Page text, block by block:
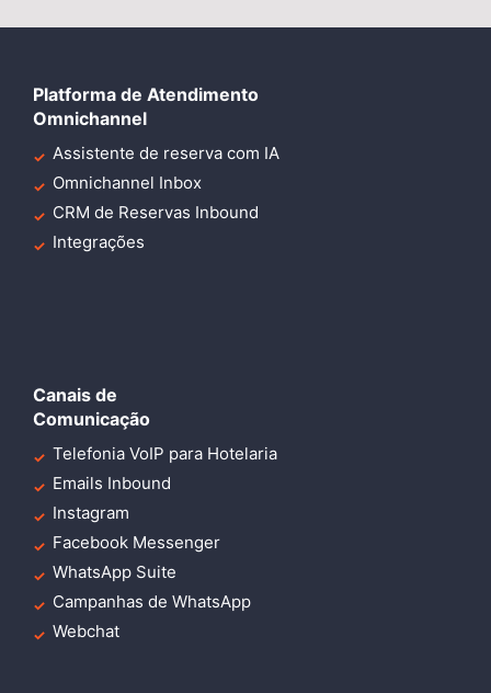
Platforma de Atendimento
Omnichannel
Assistente de reserva com IA
Omnichannel Inbox
CRM de Reservas Inbound
Integrações
Canais de
Comunicação
Telefonia VoIP para Hotelaria
Emails Inbound
Instagram
Facebook Messenger
WhatsApp Suite
Campanhas de WhatsApp
Webchat